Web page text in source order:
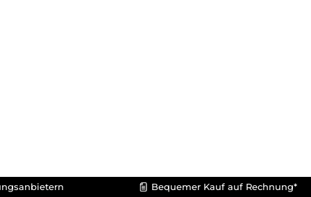
Bequemer Kauf auf Rechnung*